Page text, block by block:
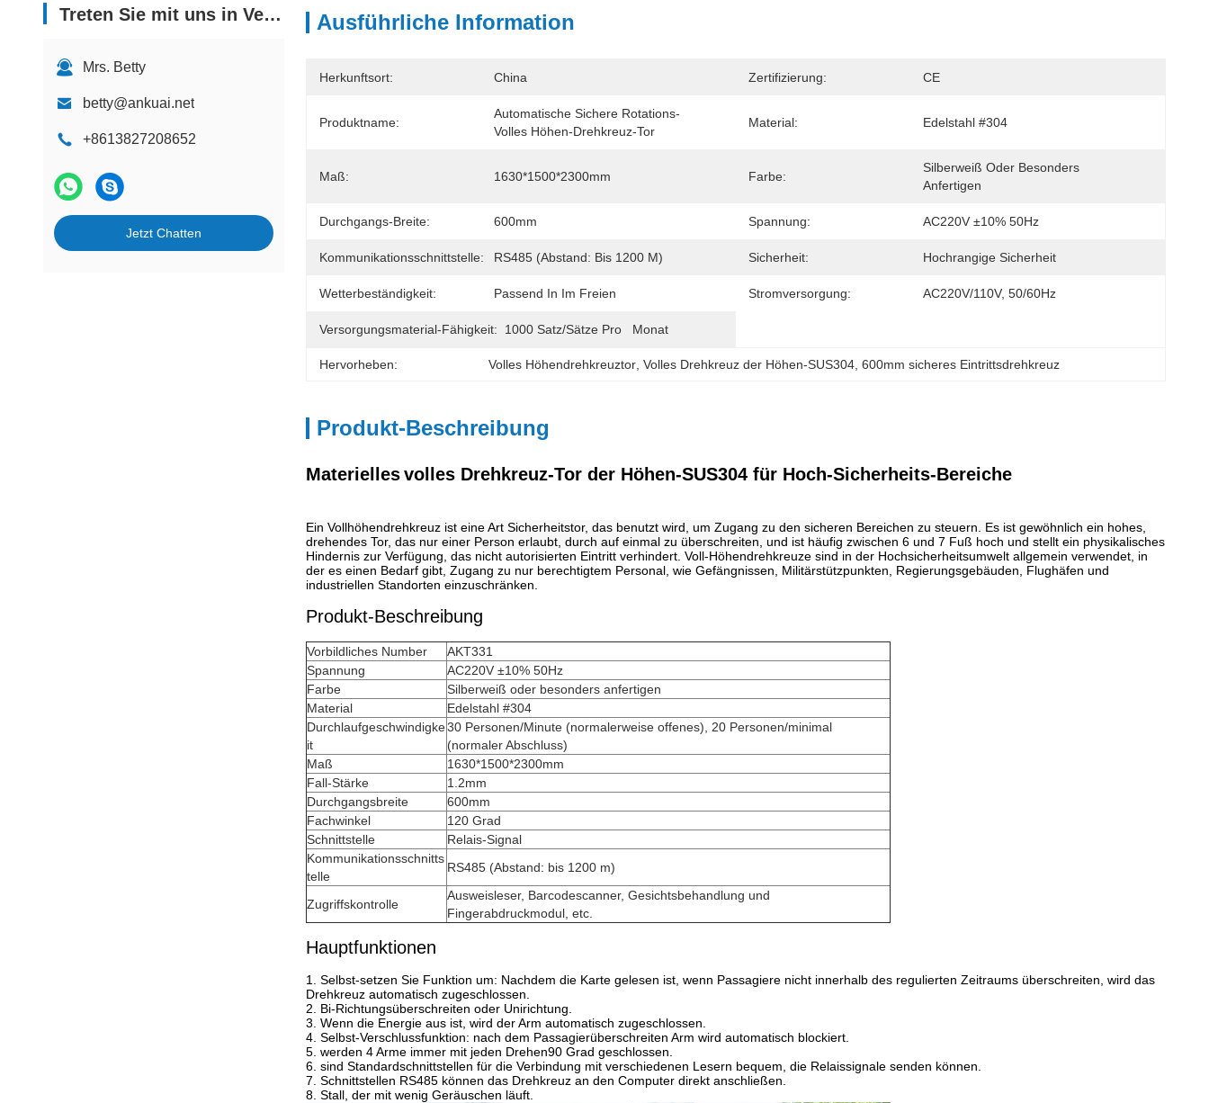
Treten Sie mit uns in Verbindung
Mrs. Betty
betty@ankuai.net
+8613827208652
Jetzt Chatten
Ausführliche Information
Herkunftsort: China Zertifizierung: CE
Produktname:
Automatische Sichere Rotations-
Volles Höhen-Drehkreuz-Tor
Material: Edelstahl #304
Maß: 1630*1500*2300mm Farbe:
Silberweiß Oder Besonders
Anfertigen
Durchgangs-Breite: 600mm Spannung: AC220V ±10% 50Hz
Kommunikationsschnittstelle: RS485 (Abstand: Bis 1200 M) Sicherheit: Hochrangige Sicherheit
Wetterbeständigkeit: Passend In Im Freien Stromversorgung: AC220V/110V, 50/60Hz
Versorgungsmaterial-Fähigkeit: 1000 Satz/Sätze Pro   Monat
Hervorheben: Volles Höhendrehkreuztor , Volles Drehkreuz der Höhen-SUS304 , 600mm sicheres Eintrittsdrehkreuz
Produkt-Beschreibung
Materiellesvolles Drehkreuz-Tor der Höhen-SUS304 für Hoch-Sicherheits-Bereiche
Ein Vollhöhendrehkreuz ist eine Art Sicherheitstor, das benutzt wird, um Zugang zu den sicheren Bereichen zu steuern. Es ist gewöhnlich ein hohes,
drehendes Tor, das nur einer Person erlaubt, durch auf einmal zu überschreiten, und ist häufig zwischen 6 und 7 Fuß hoch und stellt ein physikalisches
Hindernis zur Verfügung, das nicht autorisierten Eintritt verhindert. Voll-Höhendrehkreuze sind in der Hochsicherheitsumwelt allgemein verwendet, in
der es einen Bedarf gibt, Zugang zu nur berechtigtem Personal, wie Gefängnissen, Militärstützpunkten, Regierungsgebäuden, Flughäfen und
industriellen Standorten einzuschränken.
Produkt-Beschreibung
Vorbildliches Number
AKT331
Spannung
AC220V ±10% 50Hz
Farbe
Silberweiß oder besonders anfertigen
Material
Edelstahl #304
Durchlaufgeschwindigke
it
30 Personen/Minute (normalerweise offenes), 20 Personen/minimal
(normaler Abschluss)
Maß
1630*1500*2300mm
Fall-Stärke
1.2mm
Durchgangsbreite
600mm
Fachwinkel
120 Grad
Schnittstelle
Relais-Signal
Kommunikationsschnitts
telle
RS485 (Abstand: bis 1200 m)
Zugriffskontrolle
Ausweisleser, Barcodescanner, Gesichtsbehandlung und
Fingerabdruckmodul, etc.
Hauptfunktionen
1. Selbst-setzen Sie Funktion um: Nachdem die Karte gelesen ist, wenn Passagiere nicht innerhalb des regulierten Zeitraums überschreiten, wird das
Drehkreuz automatisch zugeschlossen.
2. Bi-Richtungsüberschreiten oder Unirichtung.
3. Wenn die Energie aus ist, wird der Arm automatisch zugeschlossen.
4. Selbst-Verschlussfunktion: nach dem Passagierüberschreiten Arm wird automatisch blockiert.
5. werden 4 Arme immer mit jeden Drehen90 Grad geschlossen.
6. sind Standardschnittstellen für die Verbindung mit verschiedenen Lesern bequem, die Relaissignale senden können.
7. Schnittstellen RS485 können das Drehkreuz an den Computer direkt anschließen.
8. Stall, der mit wenig Geräuschen läuft.